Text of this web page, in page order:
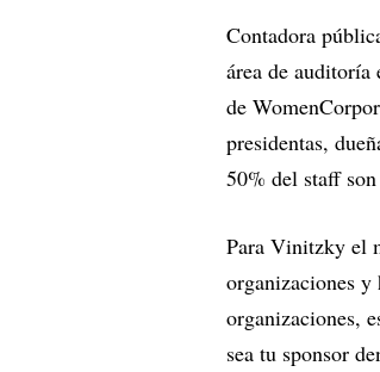
Contadora
área de
de
presidentas,
50% del staff
Para Vinitzky el
organizaciones y
organizaciones,
sea tu sponsor